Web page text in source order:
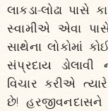
લાકડા-લોઢા પાસે
સ્વામીએ એવા
સાથેના લોકોમાં
સંપ્રદાય ડોલાવી
વિચાર કરીએ
છે! હરજીવનદાસને